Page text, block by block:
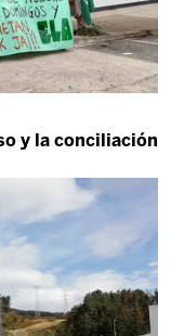
y la conciliación